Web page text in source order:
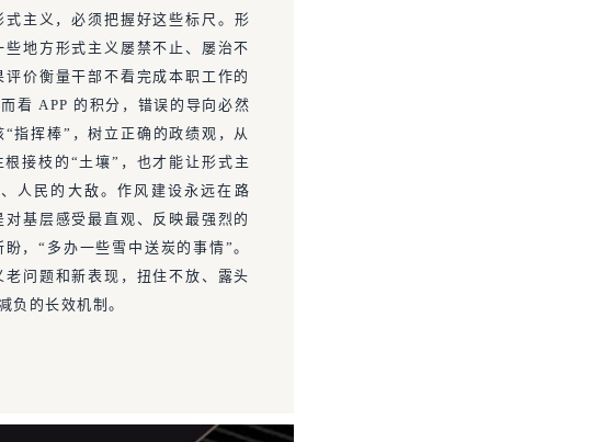
主义，必须把握好这些标尺。形
地方形式主义屡禁不止、屡治不
价衡量干部不看完成本职工作的
看 APP 的积分，错误的导向必然
指挥棒”，树立正确的政绩观，从
接枝的“土壤”，也才能让形式主
人民的大敌。作风建设永远在路
基层感受最直观、反映最强烈的
，“多办一些雪中送炭的事情”。
问题和新表现，扭住不放、露头
负的长效机制。